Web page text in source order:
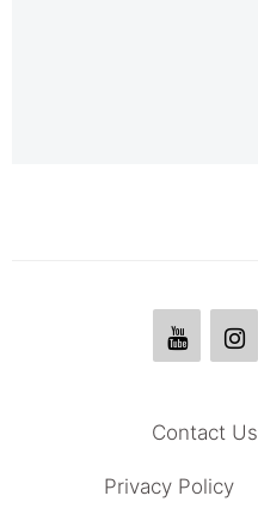
Contact Us
Privacy Policy